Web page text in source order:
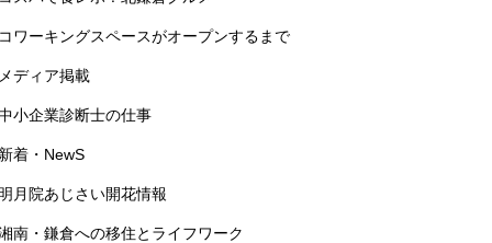
ワーキングスペースがオープンするまで
ディア掲載
小企業診断士の仕事
着・NewS
月院あじさい開花情報
南・鎌倉への移住とライフワーク